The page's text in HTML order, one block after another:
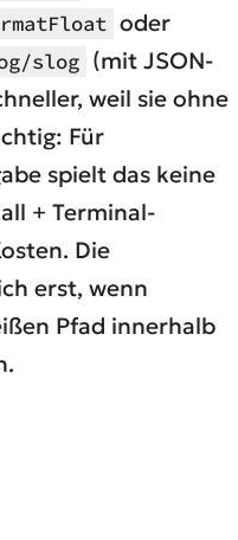
oder
slog (mit JSON-
weil sie ohne
Für
spielt das keine
+ Terminal-
Die
erst, wenn
Pfad innerhalb